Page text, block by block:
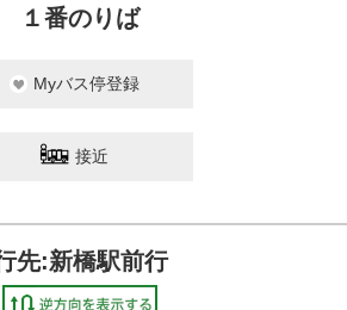
１番のりば
Myバス停登録
接近
先:新橋駅前行